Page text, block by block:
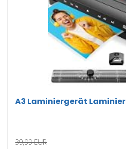
A3 Laminiergerät
39,99 EUR